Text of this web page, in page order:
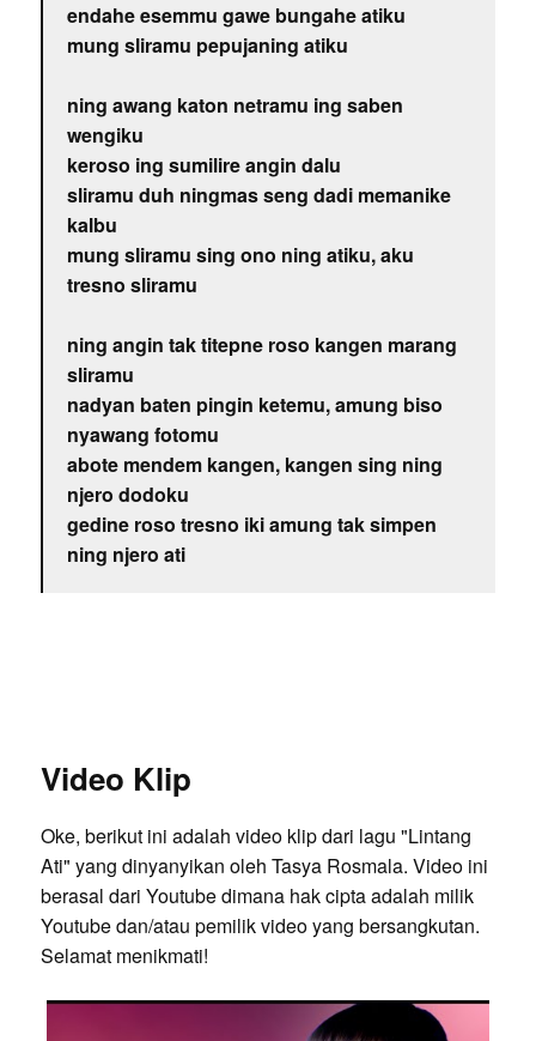
endahe esemmu gawe bungahe atiku
mung sliramu pepujaning atiku
ning awang katon netramu ing saben
wengiku
keroso ing sumilire angin dalu
sliramu duh ningmas seng dadi memanike
kalbu
mung sliramu sing ono ning atiku, aku
tresno sliramu
ning angin tak titepne roso kangen marang
sliramu
nadyan baten pingin ketemu, amung biso
nyawang fotomu
abote mendem kangen, kangen sing ning
njero dodoku
gedine roso tresno iki amung tak simpen
ning njero ati
Video Klip
Oke, berikut ini adalah video klip dari lagu "Lintang
Ati" yang dinyanyikan oleh Tasya Rosmala. Video ini
berasal dari Youtube dimana hak cipta adalah milik
Youtube dan/atau pemilik video yang bersangkutan.
Selamat menikmati!